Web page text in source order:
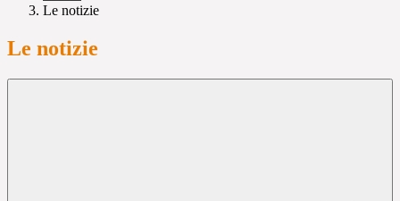
Le notizie
Le notizie